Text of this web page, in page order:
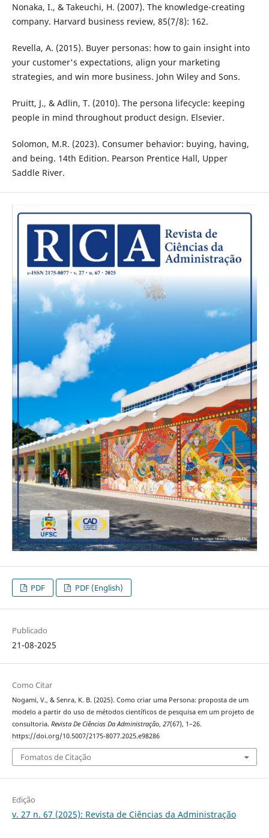
Nonaka, I., & Takeuchi, H. (2007). The knowledge-creating
company. Harvard business review, 85(7/8): 162.
Revella, A. (2015). Buyer personas: how to gain insight into
your customer's expectations, align your marketing
strategies, and win more business. John Wiley and Sons.
Pruitt, J., & Adlin, T. (2010). The persona lifecycle: keeping
people in mind throughout product design. Elsevier.
Solomon, M.R. (2023). Consumer behavior: buying, having,
and being. 14th Edition. Pearson Prentice Hall, Upper
Saddle River.
PDF PDF (English)
Publicado
21-08-2025
Como Citar
Nogami, V., & Senra, K. B. (2025). Como criar uma Persona: proposta de um
modelo a partir do uso de métodos científicos de pesquisa em um projeto de
consultoria. Revista De Ciências Da Administração, 27(67), 1–26.
https://doi.org/10.5007/2175-8077.2025.e98286
Fomatos de Citação
Edição
v. 27 n. 67 (2025): Revista de Ciências da Administração